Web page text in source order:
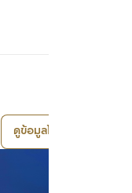
ดูข้อมูลโครงการ